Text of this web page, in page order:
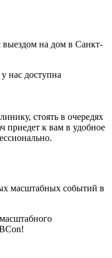
на дом в Санкт-
нас доступна
стоять в очередях
приедет к вам в удобное
масштабных событий в